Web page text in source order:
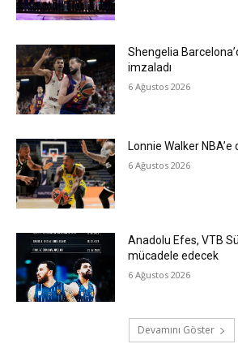
Shengelia
imzaladı
6 Ağustos 2026
Lonnie Walker NBA’e
6 Ağustos 2026
Anadolu Efes, VTB
mücadele edecek
6 Ağustos 2026
Devamını Göster